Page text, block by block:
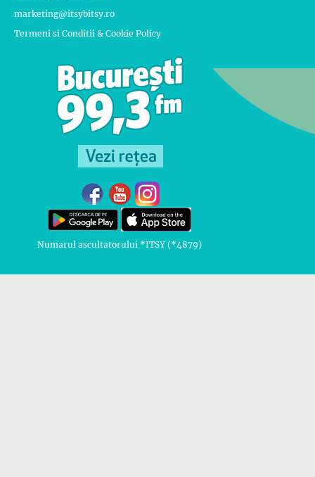
marketing@itsybitsy.ro
Termeni si Conditii & Cookie Policy
Numarul ascultatorului *ITSY (*4879)